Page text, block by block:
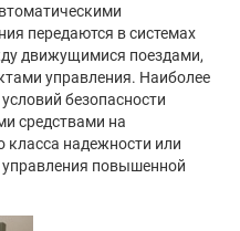
передаются в системах
движущимися поездами,
управления. Наиболее
безопасности
средствами на
класса надежности или
повышенной